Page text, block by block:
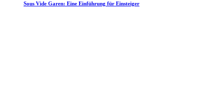
Sous Vide Garen: Eine Einführung für Einsteiger